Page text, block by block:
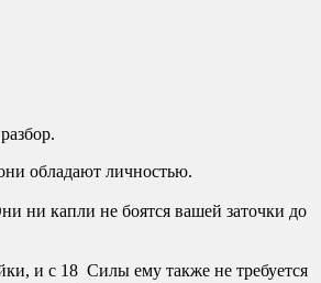
обладают личностью.
ни капли не боятся вашей заточки до
и с 18 Силы ему также не требуется